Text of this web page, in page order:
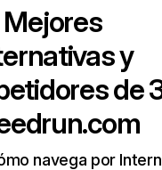
Mejores
y
de
navega por